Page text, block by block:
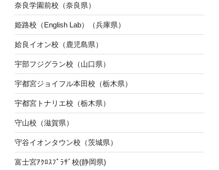
奈良学園前校（奈良県）
姫路校（English Lab）（兵庫県）
姶良イオン校（鹿児島県）
宇部フジグラン校（山口県）
宇都宮ジョイフル本田校（栃木県）
宇都宮トナリエ校（栃木県）
守山校（滋賀県）
守谷イオンタウン校（茨城県）
富士宮ｱｸﾛｽﾌﾟﾗｻﾞ校(静岡県)